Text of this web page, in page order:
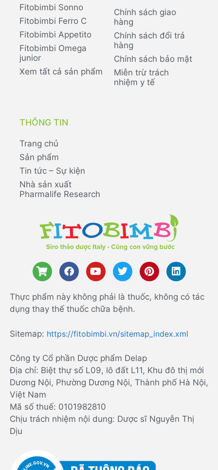
Fitobimbi Sonno
Fitobimbi Ferro C
Fitobimbi Appetito
Fitobimbi Omega
junior
Xem tất cả sản phẩm
Chính sách giao
hàng
Chính sách đổi trả
hàng
Chính sách bảo mật
Miễn trừ trách
nhiệm y tế
THÔNG TIN
Trang chủ
Sản phẩm
Tin tức – Sự kiện
Nhà sản xuất
Pharmalife Research
Thực phẩm này không phải là thuốc, không có tác
dụng thay thế thuốc chữa bệnh.
Sitemap: https://fitobimbi.vn/sitemap_index.xml
Công ty Cổ phần Dược phẩm Delap
Địa chỉ: Biệt thự số L09, lô đất L11, Khu đô thị mới
Dương Nội, Phường Dương Nội, Thành phố Hà Nội,
Việt Nam
Mã số thuế: 0101982810
Chịu trách nhiệm nội dung: Dược sĩ Nguyễn Thị
Dịu